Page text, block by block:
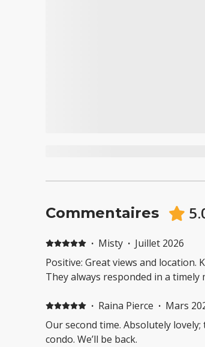
Commentaires
· Misty · Juillet 2026
Positive: Great views and location.
They always responded in a timely
· Raina Pierce · Mars
Our second time. Absolutely
condo. We’ll be back.